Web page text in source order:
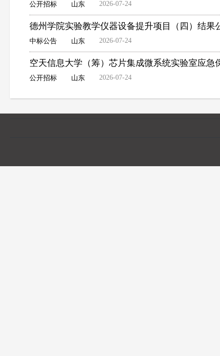
公开招标 山东 2026-07-24
德州学院实验教学仪器设备提升项目（四）结果
中标公告 山东 2026-07-24
空天信息大学（筹）芯片集成微系统实验室应
公开招标 山东 2026-07-24